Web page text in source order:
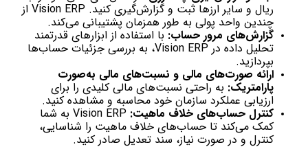
ریال و سایر ارزها ثبت و گزارش‌گیری کنید. Vision ERP از
چندین واحد پولی به طور همزمان پشتیبانی می‌کند.
گزارش‌های مرور حساب: با استفاده از ابزارهای قدرتمند
تحلیل داده در Vision ERP، به بررسی جزئیات حساب‌ها
بپردازید.
ارائه صورت‌های مالی و نسبت‌های مالی به‌صورت
پارامتریک: به راحتی نسبت‌های مالی کلیدی را برای
ارزیابی عملکرد سازمان خود محاسبه و مشاهده کنید.
کنترل حساب‌های خلاف ماهیت: Vision ERP به شما
کمک می‌کند تا حساب‌های خلاف ماهیت را شناسایی،
کنترل و در صورت نیاز، سند تعدیل صادر کنید.